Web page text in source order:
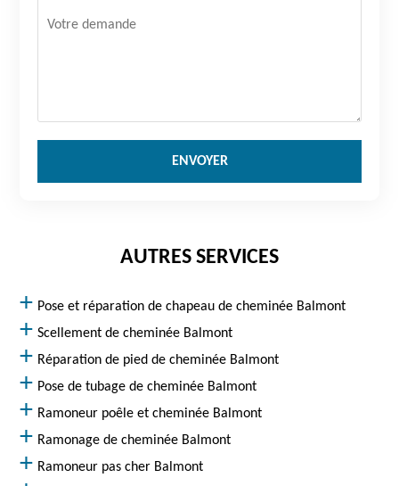
AUTRES SERVICES
Pose et réparation de chapeau de cheminée Balmont
Scellement de cheminée Balmont
Réparation de pied de cheminée Balmont
Pose de tubage de cheminée Balmont
Ramoneur poêle et cheminée Balmont
Ramonage de cheminée Balmont
Ramoneur pas cher Balmont